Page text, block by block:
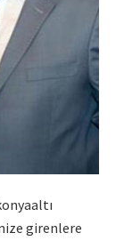
girenlere